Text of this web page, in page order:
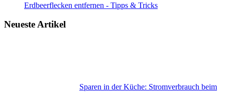
Erdbeerflecken entfernen - Tipps & Tricks
Neueste Artikel
Sparen in der Küche: Stromverbrauch beim